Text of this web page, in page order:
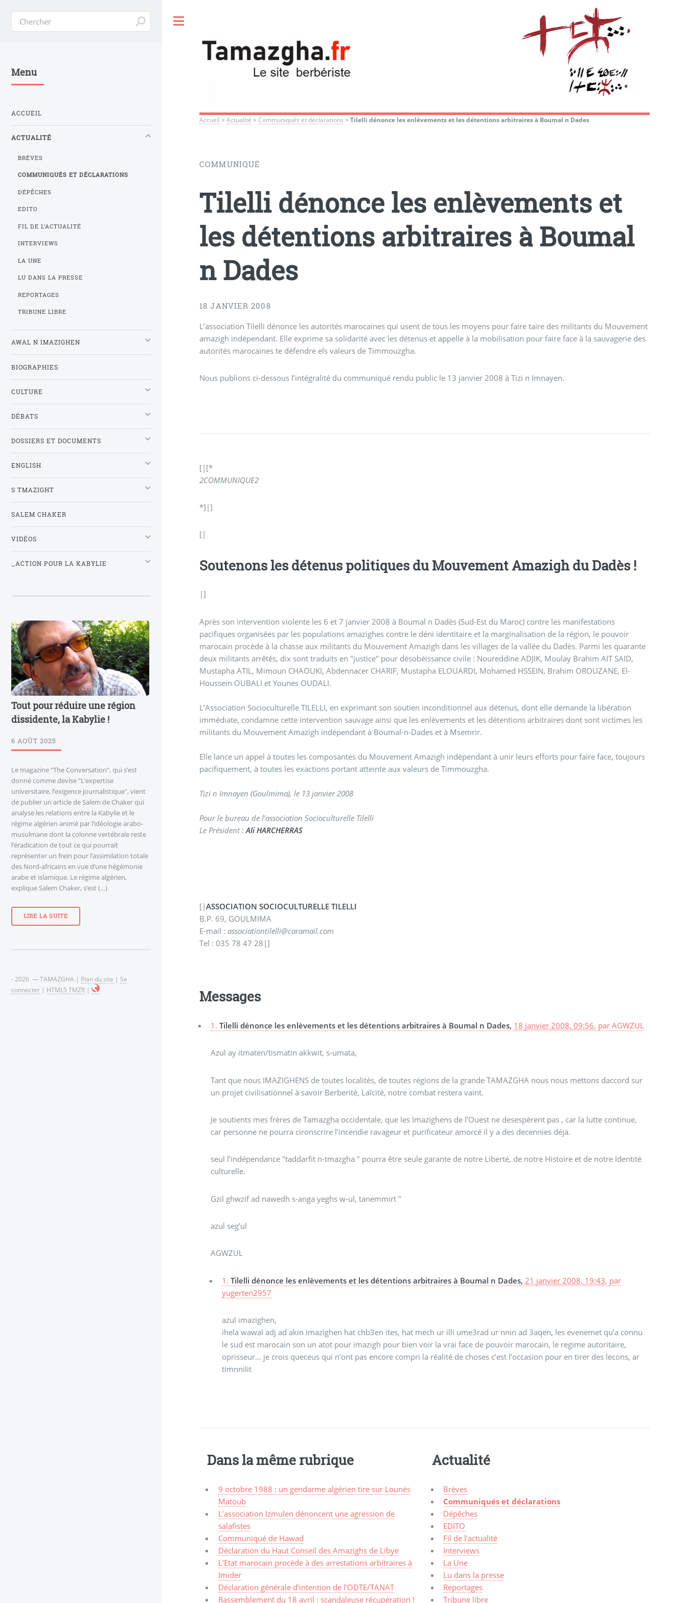
Accueil >Actualité >Communiqués et déclarations >Tilelli dénonce les enlèvements et les détentions arbitraires à Boumal n Dades
COMMUNIQUÉ
Tilelli dénonce les enlèvements et
les détentions arbitraires à Boumal
n Dades
18 JANVIER 2008
L’association Tilelli dénonce les autorités marocaines qui usent de tous les moyens pour faire taire des militants du Mouvement
amazigh indépendant. Elle exprime sa solidarité avec les détenus et appelle à la mobilisation pour faire face à la sauvagerie des
autorités marocaines te défendre els valeurs de Timmouzgha.
Nous publions ci-dessous l’intégralité du communiqué rendu public le 13 janvier 2008 à Tizi n Imnayen.
[|[*
2COMMUNIQUE2
*]|]
[|
Soutenons les détenus politiques du Mouvement Amazigh du Dadès !
|]
Après son intervention violente les 6 et 7 janvier 2008 à Boumal n Dadès (Sud-Est du Maroc) contre les manifestations
pacifiques organisées par les populations amazighes contre le déni identitaire et la marginalisation de la région, le pouvoir
marocain procède à la chasse aux militants du Mouvement Amazigh dans les villages de la vallée du Dadès. Parmi les quarante
deux militants arrêtés, dix sont traduits en "justice" pour désobéissance civile : Noureddine ADJIK, Moulay Brahim AIT SAID,
Mustapha ATIL, Mimoun CHAOUKI, Abdennacer CHARIF, Mustapha ELOUARDI, Mohamed HSSEIN, Brahim OROUZANE, El-
Houssein OUBALI et Younes OUDALI.
L’Association Socioculturelle TILELLI, en exprimant son soutien inconditionnel aux détenus, dont elle demande la libération
immédiate, condamne cette intervention sauvage ainsi que les enlèvements et les détentions arbitraires dont sont victimes les
militants du Mouvement Amazigh indépendant à Boumal-n-Dades et à Msemrir.
Elle lance un appel à toutes les composantes du Mouvement Amazigh indépendant à unir leurs efforts pour faire face, toujours
pacifiquement, à toutes les exactions portant atteinte aux valeurs de Timmouzgha.
Tizi n Imnayen (Goulmima), le 13 janvier 2008
Pour le bureau de l’association Socioculturelle Tilelli
Le Président :Ali HARCHERRAS
[|ASSOCIATION SOCIOCULTURELLE TILELLI
B.P. 69, GOULMIMA
E-mail :associationtilelli@caramail.com
Tel : 035 78 47 28|]
Messages
1. Tilelli dénonce les enlèvements et les détentions arbitraires à Boumal n Dades, 18 janvier 2008, 09:56, parAGWZUL
Azul ay itmaten/tismatin akkwit, s-umata,
Tant que nous IMAZIGHENS de toutes localités, de toutes régions de la grande TAMAZGHA nous nous mettons daccord sur
un projet civilisationnel à savoir Berberité, Laîcité, notre combat restera vaint.
Je soutients mes frères de Tamazgha occidentale, que les Imazighens de l’Ouest ne desespèrent pas , car la lutte continue,
car personne ne pourra cironscrire l’incendie ravageur et purificateur amorcé il y a des decennies déjà.
seul l’indépendance "taddarfit n-tmazgha " pourra être seule garante de notre Liberté, de notre Histoire et de notre Identité
culturelle.
Gzil ghwzif ad nawedh s-anga yeghs w-ul, tanemmirt "
azul seg’ul
AGWZUL
1. Tilelli dénonce les enlèvements et les détentions arbitraires à Boumal n Dades, 21 janvier 2008, 19:43, par
yugerten2957
azul imazighen,
ihela wawal adj ad akin imazighen hat chb3en ites, hat mech ur illi ume3rad ur nnin ad 3aqen, les evenemet qu’a connu
le sud est marocain son un atot pour imazigh pour bien voir la vrai face de pouvoir marocain, le regime autoritaire,
oprisseur... je crois queceus qui n’ont pas encore compri la réalité de choses c’est l’occasion pour en tirer des lecons, ar
timnnilit
Dans la même rubrique
9 octobre 1988 : un gendarme algérien tire sur Lounès
Matoub
L’association Izmulen dénoncent une agression de
salafistes
Communiqué de Hawad
Déclaration du Haut Conseil des Amazighs de Libye
L’Etat marocain procède à des arrestations arbitraires à
Imider
Déclaration générale d’intention de l’ODTE/TANAT
Rassemblement du 18 avril : scandaleuse récupération !
Actualité
Brèves
Communiqués et déclarations
Dépêches
EDITO
Fil de l’actualité
Interviews
La Une
Lu dans la presse
Reportages
Tribune libre
Menu
ACCUEIL
ACTUALITÉ
BRÈVES
COMMUNIQUÉS ET DÉCLARATIONS
DÉPÊCHES
EDITO
FIL DE L’ACTUALITÉ
INTERVIEWS
LA UNE
LU DANS LA PRESSE
REPORTAGES
TRIBUNE LIBRE
AWAL N IMAZIGHEN
BIOGRAPHIES
CULTURE
DÉBATS
DOSSIERS ET DOCUMENTS
ENGLISH
S TMAZIGHT
SALEM CHAKER
VIDÉOS
_ACTION POUR LA KABYLIE
Tout pour réduire une région
dissidente, la Kabylie !
6 AOÛT 2025
Le magazine "The Conversation", qui s’est
donné comme devise "L’expertise
universitaire, l’exigence journalistique", vient
de publier un article de Salem de Chaker qui
analyse les relations entre la Kabylie et le
régime algérien animé par l’idéologie arabo-
musulmane dont la colonne vertébrale reste
l’éradication de tout ce qui pourrait
représenter un frein pour l’assimilation totale
des Nord-africains en vue d’une hégémonie
arabe et islamique. Le régime algérien,
explique Salem Chaker, s’est (…)
LIRE LA SUITE
- 2026 — TAMAZGHA | Plan du site | Se
connecter | HTML5 TMZR |